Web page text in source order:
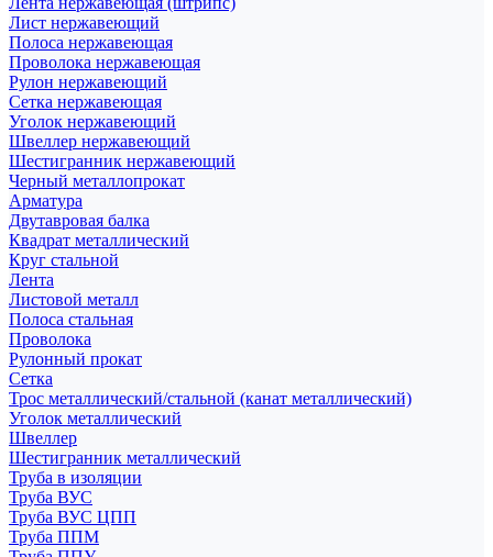
Лист нержавеющий
Полоса нержавеющая
Проволока нержавеющая
Рулон нержавеющий
Сетка нержавеющая
Уголок нержавеющий
Швеллер нержавеющий
Шестигранник нержавеющий
Черный металлопрокат
Арматура
Двутавровая балка
Квадрат металлический
Круг стальной
Лента
Листовой металл
Полоса стальная
Проволока
Рулонный прокат
Сетка
Трос металлический/стальной (канат металлический)
Уголок металлический
Швеллер
Шестигранник металлический
Труба в изоляции
Труба ВУС
Труба ВУС ЦПП
Труба ППМ